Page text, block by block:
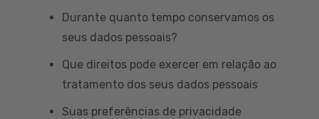
Durante quanto tempo conservamos os
seus dados pessoais?
Que direitos pode exercer em relação ao
tratamento dos seus dados pessoais
Suas preferências de privacidade